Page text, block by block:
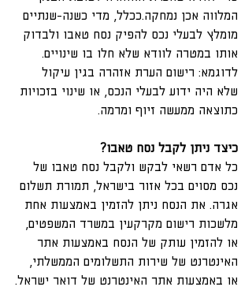
המלווה אכן נמחקה.ככלל, מדי כשנה-שנתיים
מומלץ לבעלי נכס להפיק נסח טאבו ולבדוק
אותו במטרה לוודא שלא חלו בו שינויים.
לדוגמא: רישום הערת אזהרה בגין עיקול
שלא היה ידוע לבעלי הנכס, או שינוי בזכויות
כתוצאה ממעשה זיוף ומרמה.
כיצד ניתן לקבל נסח טאבו?
כל אדם רשאי לבקש ולקבל נסח טאבו של
נכס מסוים בכל אזור בישראל, תמורת תשלום
אגרה. את הנסח ניתן להזמין באמצעות אחת
מלשכות רישום מקרקעין במשרד המשפטים,
או להזמין עותק של הנסח באמצעות אתר
האינטרנט של שירות התשלומים הממשלתי,
או באמצעות אתר האינטרנט של דואר ישראל.